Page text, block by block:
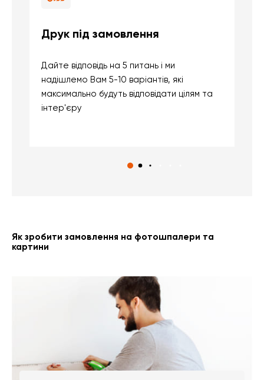
Друк під замовлення
Дайте відповідь на 5 питань і ми
надішлемо Вам 5-10 варіантів, які
максимально будуть відповідати цілям та
інтер'єру
Як зробити замовлення на фотошпалери та
картини